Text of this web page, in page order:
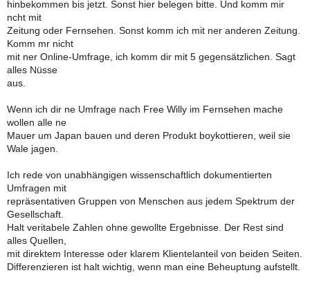
hinbekommen bis jetzt. Sonst hier belegen bitte. Und komm mir
ncht mit
Zeitung oder Fernsehen. Sonst komm ich mit ner anderen Zeitung.
Komm mr nicht
mit ner Online-Umfrage, ich komm dir mit 5 gegensätzlichen. Sagt
alles Nüsse
aus.
Wenn ich dir ne Umfrage nach Free Willy im Fernsehen mache
wollen alle ne
Mauer um Japan bauen und deren Produkt boykottieren, weil sie
Wale jagen.
Ich rede von unabhängigen wissenschaftlich dokumentierten
Umfragen mit
repräsentativen Gruppen von Menschen aus jedem Spektrum der
Gesellschaft.
Halt veritabele Zahlen ohne gewollte Ergebnisse. Der Rest sind
alles Quellen,
mit direktem Interesse oder klarem Klientelanteil von beiden Seiten.
Differenzieren ist halt wichtig, wenn man eine Beheuptung aufstellt.